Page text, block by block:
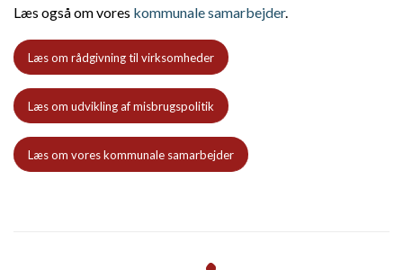
Læs også om vores kommunale samarbejder.
Læs om rådgivning til virksomheder
Læs om udvikling af misbrugspolitik
Læs om vores kommunale samarbejder